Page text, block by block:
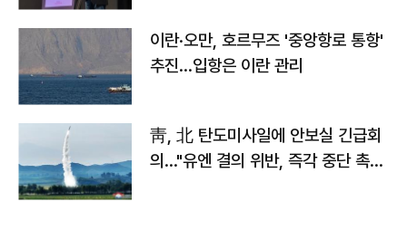
이란·오만, 호르무즈 '중앙항로 통항'
추진…입항은 이란 관리
靑, 北 탄도미사일에 안보실 긴급회
의…"유엔 결의 위반, 즉각 중단 촉